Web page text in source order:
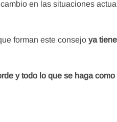
en las situaciones
forman este consejoya
y todo lo que se haga como